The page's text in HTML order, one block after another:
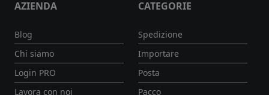
AZIENDA
Blog
Chi siamo
Login PRO
Lavora con noi
CATEGORIE
Spedizione
Importare
Posta
Pacco